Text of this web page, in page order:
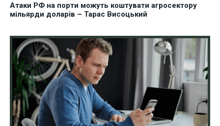
Атаки РФ на порти можуть коштувати агросектору
мільярди доларів – Тарас Висоцький